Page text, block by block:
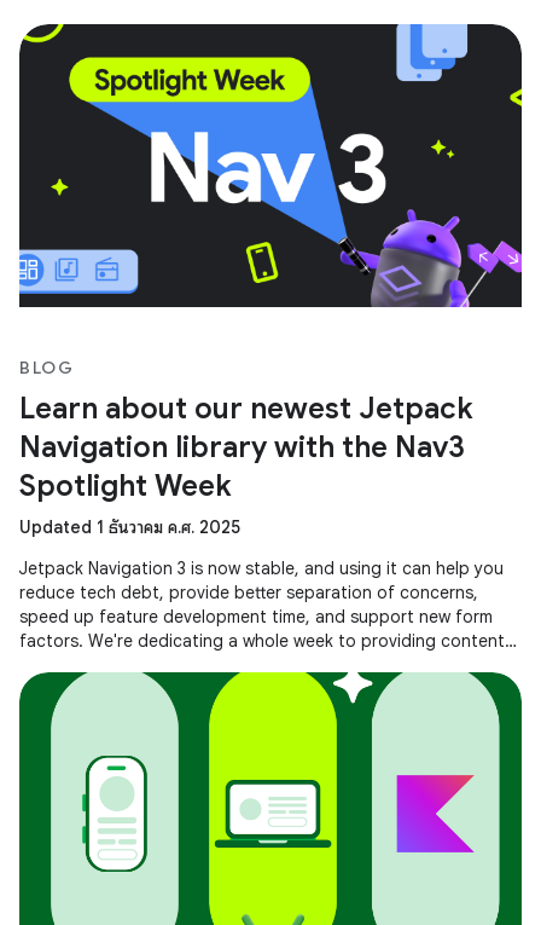
BLOG
Learn about our newest Jetpack
Navigation library with the Nav3
Spotlight Week
Updated 1 ธันวาคม ค.ศ. 2025
Jetpack Navigation 3 is now stable, and using it can help you
reduce tech debt, provide better separation of concerns,
speed up feature development time, and support new form
factors. We're dedicating a whole week to providing content